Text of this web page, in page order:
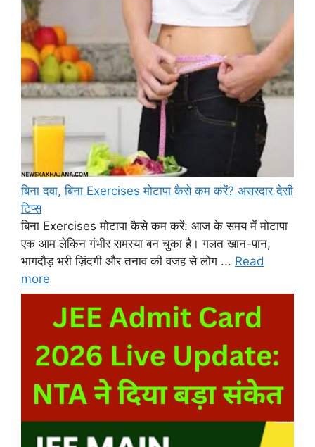
बिना दवा, बिना Exercises मोटापा कैसे कम करें? असरदार देसी
टिप्स
बिना Exercises मोटापा कैसे कम करें: आज के समय में मोटापा
एक आम लेकिन गंभीर समस्या बन चुका है। गलत खान-पान,
भागदौड़ भरी ज़िंदगी और तनाव की वजह से लोग ... Read
more